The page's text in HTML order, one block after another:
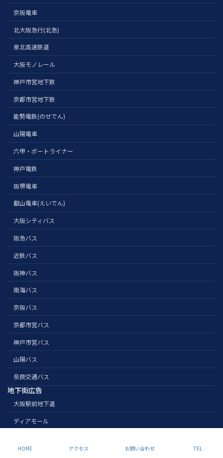
京阪電車
北大阪急行(北急)
泉北高速鉄道
大阪モノレール
神戸市営地下鉄
京都市営地下鉄
能勢電鉄(のせでん)
山陽電車
六甲・ポートライナー
神戸電鉄
阪堺電車
叡山電車(えいでん)
大阪シティバス
阪急バス
近鉄バス
阪神バス
南海バス
京阪バス
京都市営バス
神戸市営バス
山陽バス
奈良交通バス
地下街広告
大阪駅前地下道
ディアモール
Copyright Nihonsenkousha. All Rights Reserved.
HOME アクセス お問い合わせ TEL